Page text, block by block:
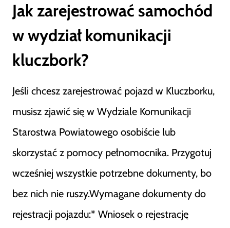
Jak zarejestrować samochód
w wydział komunikacji
kluczbork?
Jeśli chcesz zarejestrować pojazd w Kluczborku,
musisz zjawić się w Wydziale Komunikacji
Starostwa Powiatowego osobiście lub
skorzystać z pomocy pełnomocnika. Przygotuj
wcześniej wszystkie potrzebne dokumenty, bo
bez nich nie ruszy.Wymagane dokumenty do
rejestracji pojazdu:* Wniosek o rejestrację